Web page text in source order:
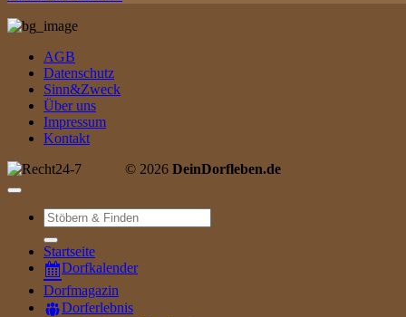
AGB
Datenschutz
Sinn&Zweck
Über uns
Impressum
Kontakt
© 2026 DeinDorfleben.de
Suche
nach:
Startseite
Dorfkalender
Dorfmagazin
Dorferlebnis